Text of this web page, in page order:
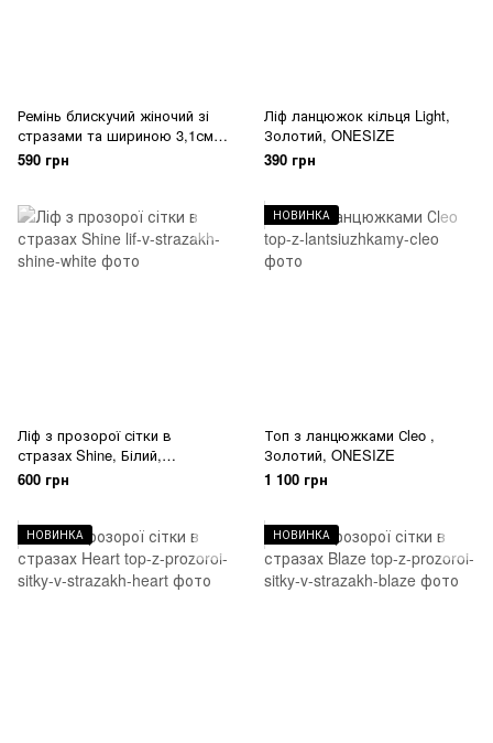
Ремінь блискучий жіночий зі
стразами та шириною 3,1см
"DIAMONDS", Білий, ONESIZE
590 грн
Ліф ланцюжок кільця Light,
Золотий, ONESIZE
390 грн
Ліф з прозорої сітки в
стразах Shine, Білий,
ONESIZE
600 грн
НОВИНКА
Топ з ланцюжками Сleo ,
Золотий, ONESIZE
1 100 грн
НОВИНКА НОВИНКА